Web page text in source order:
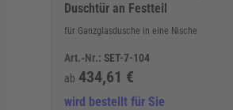
Duschtür an Festteil
für Ganzglasdusche in eine Nische
Art.-Nr.: SET-7-104
ab 434,61 €
wird bestellt für Sie